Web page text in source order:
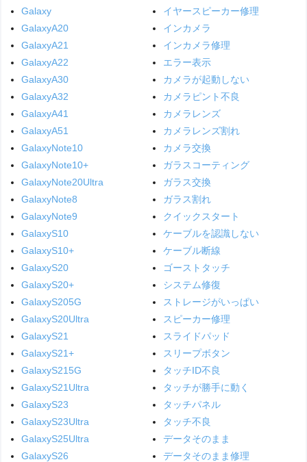
Galaxy
GalaxyA20
GalaxyA21
GalaxyA22
GalaxyA30
GalaxyA32
GalaxyA41
GalaxyA51
GalaxyNote10
GalaxyNote10+
GalaxyNote20Ultra
GalaxyNote8
GalaxyNote9
GalaxyS10
GalaxyS10+
GalaxyS20
GalaxyS20+
GalaxyS205G
GalaxyS20Ultra
GalaxyS21
GalaxyS21+
GalaxyS215G
GalaxyS21Ultra
GalaxyS23
GalaxyS23Ultra
GalaxyS25Ultra
GalaxyS26
イヤースピーカー修理
インカメラ
インカメラ修理
エラー表示
カメラが起動しない
カメラピント不良
カメラレンズ
カメラレンズ割れ
カメラ交換
ガラスコーティング
ガラス交換
ガラス割れ
クイックスタート
ケーブルを認識しない
ケーブル断線
ゴーストタッチ
システム修復
ストレージがいっぱい
スピーカー修理
スライドパッド
スリープボタン
タッチID不良
タッチが勝手に動く
タッチパネル
タッチ不良
データそのまま
データそのまま修理